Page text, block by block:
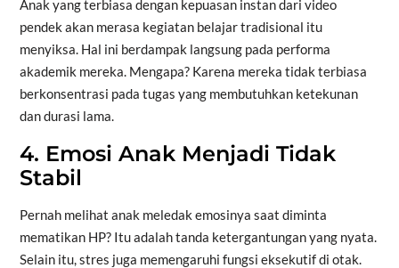
Anak yang terbiasa dengan kepuasan instan dari video
pendek akan merasa kegiatan belajar tradisional itu
menyiksa. Hal ini berdampak langsung pada performa
akademik mereka. Mengapa? Karena mereka tidak terbiasa
berkonsentrasi pada tugas yang membutuhkan ketekunan
dan durasi lama.
4. Emosi Anak Menjadi Tidak
Stabil
Pernah melihat anak meledak emosinya saat diminta
mematikan HP? Itu adalah tanda ketergantungan yang nyata.
Selain itu, stres juga memengaruhi fungsi eksekutif di otak.